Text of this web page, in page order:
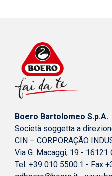
Boero Bartolomeo S.p.A.
Società soggetta a
CIN – CORPORAÇÃO
Via G. Macaggi, 19 - 16121
Tel. +39 010 5500.1 - Fax